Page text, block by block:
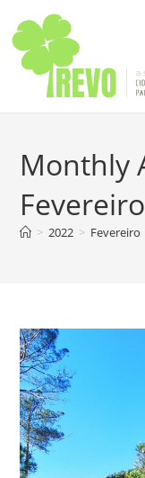
Monthly
> 2022 > Fevereiro